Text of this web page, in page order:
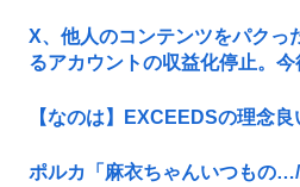
X、他人のコンテンツをパクっ
るアカウントの収益化停止。
【なのは】EXCEEDSの理念良
ポルカ「麻衣ちゃんいつもの